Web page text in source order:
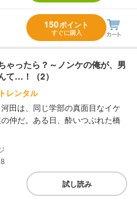
150ポイント
すぐに購入
ゃったら？～ノンケの俺が、男
て…！（2）
レンタル
田は、同じ学部の真面目なイケ
仲だ。ある日、酔いつぶれた橋
試し読み